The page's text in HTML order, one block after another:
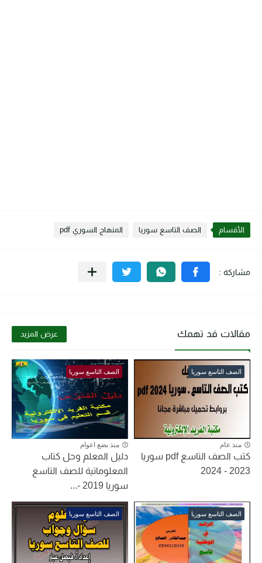
الأقسام الصف التاسع سوريا المنهاج السوري pdf
مقالات قد تهمك عرض المزيد
الصف التاسع سوريا
منذ عام
كتب الصف التاسع pdf سوريا
2023 - 2024
الصف التاسع سوريا
منذ بضع اعوام
دليل المعلم وحل كتاب
المعلوماتية للصف التاسع
سوريا 2019 -...
الصف التاسع سوريا الصف التاسع سوريا